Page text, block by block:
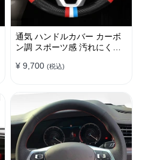
通気 ハンドルカバー カーボ
ン調 スポーツ感 汚れにくい
け簡単 38CM
¥ 9,700 (税込)